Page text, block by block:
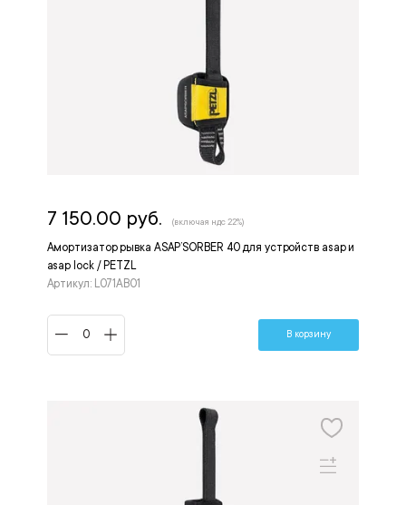
Амортизатор рывка ASAP’SORBER 40 для устройств asap и
asap lock / PETZL
Артикул: L071AB01
7 150.00 руб. (включая ндс 22%)
В корзину